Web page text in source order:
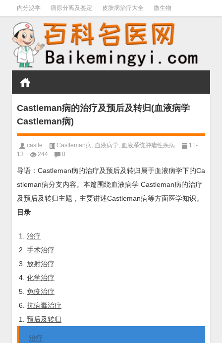
内分泌学 病原分离及鉴定 皮肤病治疗大全 微生物
皮肤病学 男科学 血液病学 心血管 口腔医学 禁戒毒品
Castleman病的治疗及预后及转归(血液病学
Castleman病)
castle Castleman病, 血液病学, 血液系统肿瘤性疾病
11-
13
244 0
导语：Castleman病的治疗及预后及转归属于血液病学下的Ca
stleman病分支内容。本篇围绕血液病学 Castleman病的治疗
及预后及转归主题，主要讲述Castleman病等方面医学知识。
目录
治疗
手术治疗
放射治疗
化学治疗
免疫治疗
抗病毒治疗
预后及转归
治疗